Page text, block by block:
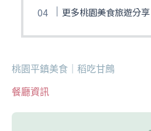
更多桃園美食旅遊分享
桃園平鎮美食｜稻吃甘鷓
餐廳資訊